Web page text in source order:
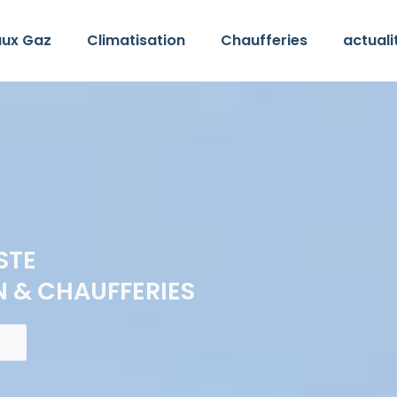
Gaz Climatisation Chaufferies
& CHAUFFERIES